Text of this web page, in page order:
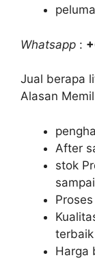
Whatsapp :
Jual berapa
Alasan
After
stok
terbaik
Harga